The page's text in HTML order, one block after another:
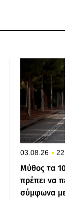
03.08.26
Μύθος τα
πρέπει να
σύμφωνα με